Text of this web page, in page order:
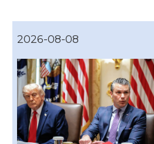
2026-08-08